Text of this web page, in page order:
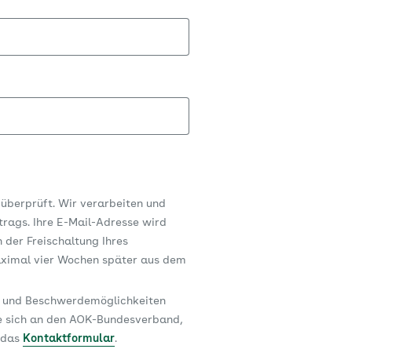
Wir verarbeiten und
Ihre E-Mail-Adresse wird
Freischaltung Ihres
vier Wochen später aus dem
Beschwerdemöglichkeiten
sich an den AOK-Bundesverband,
Kontaktformular.